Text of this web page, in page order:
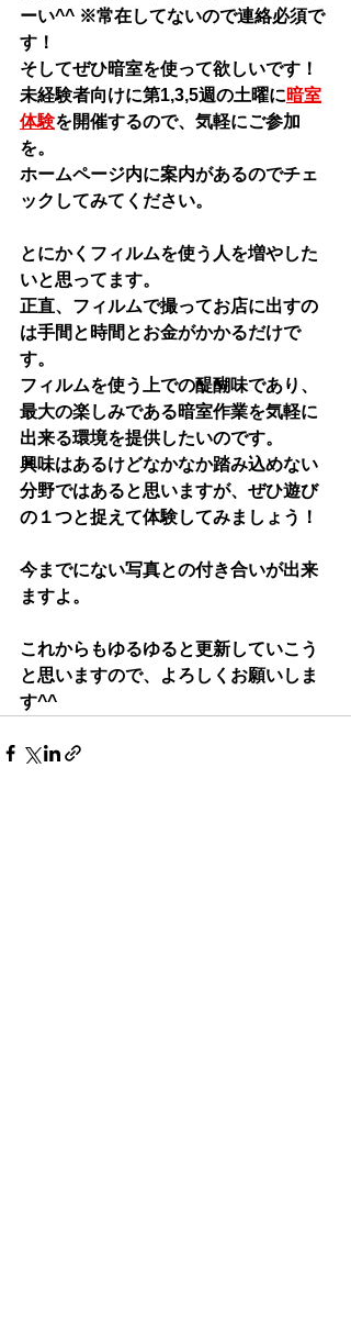
ーい^^ ※常在してないので連絡必須で
す！
そしてぜひ暗室を使って欲しいです！
未経験者向けに第1,3,5週の土曜に暗室
体験を開催するので、気軽にご参加
を。
ホームページ内に案内があるのでチェ
ックしてみてください。
​とにかくフィルムを使う人を増やした
いと思ってます。
正直、​フィルムで撮ってお店に出すの
は手間と時間とお金がかかるだけで
す。
フィルムを使う上での醍醐味であり、
最大の楽しみである暗室作業を気軽に
出来る環境を提供したいのです。
興味はあるけどなかなか踏み込めない
分野ではあると思いますが、ぜひ遊び
の１つと捉えて体験してみましょう！
今までにない写真との付き合いが出来
ますよ。
これからもゆるゆると更新していこう
と思いますので、よろしくお願いしま
す^^